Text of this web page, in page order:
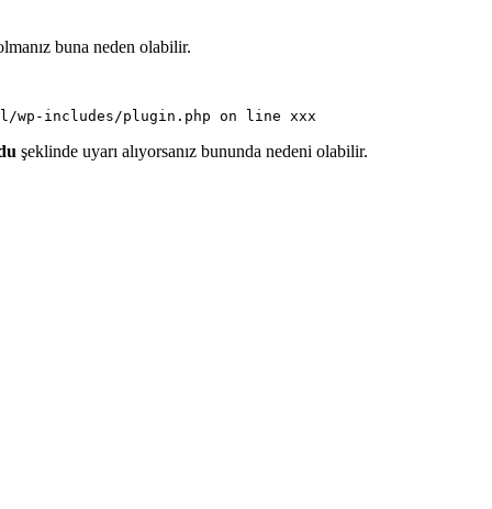
buna neden olabilir.
şeklinde uyarı alıyorsanız bununda nedeni olabilir.